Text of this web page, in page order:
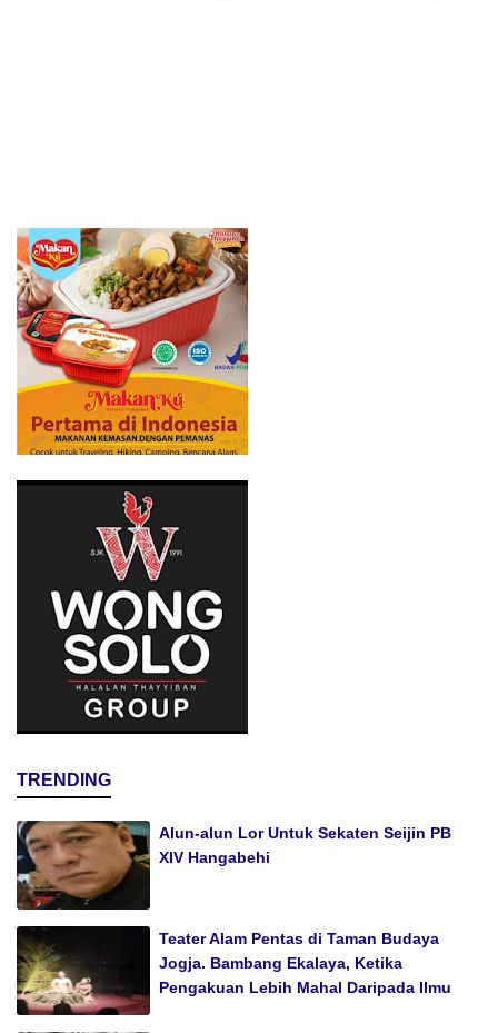
TRENDING
Alun-alun Lor Untuk Sekaten Seijin PB
XIV Hangabehi
Teater Alam Pentas di Taman Budaya
Jogja. Bambang Ekalaya, Ketika
Pengakuan Lebih Mahal Daripada Ilmu